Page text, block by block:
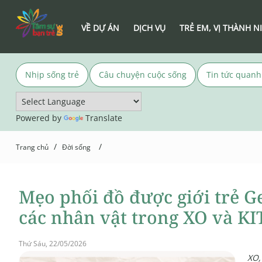
VỀ DỰ ÁN DỊCH VỤ TRẺ EM, VỊ THÀNH
Nhịp sống trẻ Câu chuyện cuộc sống Tin tức
Powered by Translate
Trang chủ / Đời sống /
Mẹo phối đồ được giới trẻ
các nhân vật trong XO và
Thứ Sáu, 22/05/2026